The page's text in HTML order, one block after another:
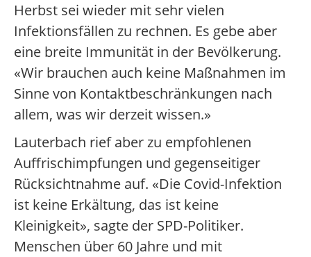
Herbst sei wieder mit sehr vielen
Infektionsfällen zu rechnen. Es gebe aber
eine breite Immunität in der Bevölkerung.
«Wir brauchen auch keine Maßnahmen im
Sinne von Kontaktbeschränkungen nach
allem, was wir derzeit wissen.»
Lauterbach rief aber zu empfohlenen
Auffrischimpfungen und gegenseitiger
Rücksichtnahme auf. «Die Covid-Infektion
ist keine Erkältung, das ist keine
Kleinigkeit», sagte der SPD-Politiker.
Menschen über 60 Jahre und mit